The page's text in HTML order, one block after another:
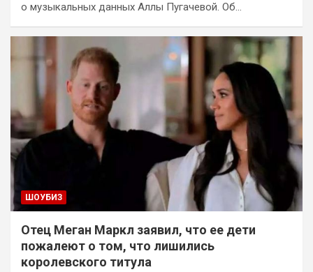
о музыкальных данных Аллы Пугачевой. Об…
ШОУБИЗ
Отец Меган Маркл заявил, что ее дети
пожалеют о том, что лишились
королевского титула